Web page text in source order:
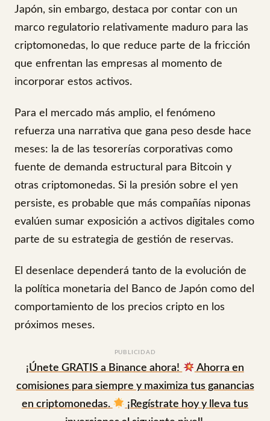
Japón, sin embargo, destaca por contar con un
marco regulatorio relativamente maduro para las
criptomonedas, lo que reduce parte de la fricción
que enfrentan las empresas al momento de
incorporar estos activos.
Para el mercado más amplio, el fenómeno
refuerza una narrativa que gana peso desde hace
meses: la de las tesorerías corporativas como
fuente de demanda estructural para Bitcoin y
otras criptomonedas. Si la presión sobre el yen
persiste, es probable que más compañías niponas
evalúen sumar exposición a activos digitales como
parte de su estrategia de gestión de reservas.
El desenlace dependerá tanto de la evolución de
la política monetaria del Banco de Japón como del
comportamiento de los precios cripto en los
próximos meses.
PUBLICIDAD
¡Únete GRATIS a Binance ahora!
Ahorra en
comisiones para siempre y maximiza tus ganancias
en criptomonedas.
¡Regístrate hoy y lleva tus